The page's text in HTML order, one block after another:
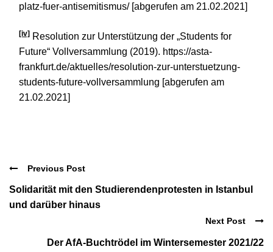
platz-fuer-antisemitismus/ [abgerufen am 21.02.2021]
[iv] Resolution zur Unterstützung der „Students for
Future“ Vollversammlung (2019). https://asta-
frankfurt.de/aktuelles/resolution-zur-unterstuetzung-
students-future-vollversammlung [abgerufen am
21.02.2021]
Previous Post
Solidarität mit den Studierendenprotesten in Istanbul
und darüber hinaus
Next Post
Der AfA-Buchtrödel im Wintersemester 2021/22